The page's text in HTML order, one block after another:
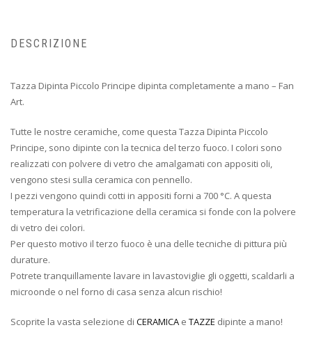
DESCRIZIONE
Tazza Dipinta Piccolo Principe dipinta completamente a mano – Fan
Art.
Tutte le nostre ceramiche, come questa Tazza Dipinta Piccolo
Principe, sono dipinte con la tecnica del terzo fuoco. I colori sono
realizzati con polvere di vetro che amalgamati con appositi oli,
vengono stesi sulla ceramica con pennello.
I pezzi vengono quindi cotti in appositi forni a 700 °C. A questa
temperatura la vetrificazione della ceramica si fonde con la polvere
di vetro dei colori.
Per questo motivo il terzo fuoco è una delle tecniche di pittura più
durature.
Potrete tranquillamente lavare in lavastoviglie gli oggetti, scaldarli a
microonde o nel forno di casa senza alcun rischio!
Scoprite la vasta selezione di CERAMICA e TAZZE dipinte a mano!